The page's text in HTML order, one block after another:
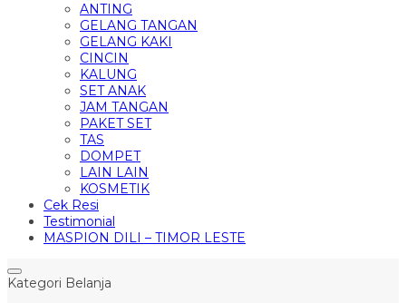
ANTING
GELANG TANGAN
GELANG KAKI
CINCIN
KALUNG
SET ANAK
JAM TANGAN
PAKET SET
TAS
DOMPET
LAIN LAIN
KOSMETIK
Cek Resi
Testimonial
MASPION DILI – TIMOR LESTE
Kategori Belanja